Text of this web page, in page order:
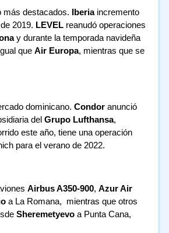
más destacados. Iberiaincremento
2019. LEVELreanudó operaciones
y durante la temporada navideña
que Air Europa, mientras que se
dominicano. Condoranunció
del Grupo Lufthansa,
este año, tiene una operación
para el verano de 2022.
Airbus A350-900, Azur Air
a La Romana, mientras que otros
Sheremetyevoa Punta Cana,